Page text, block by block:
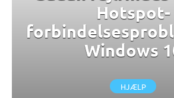
Hotspot-
Windows
HJÆLP